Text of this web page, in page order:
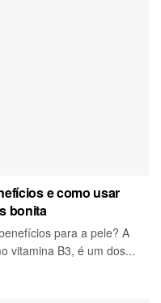
e como usar
bonita
para a pele? A
vitamina B3, é um dos...